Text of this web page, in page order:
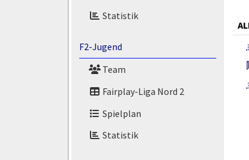
Statistik
F2-Jugend
Team
Fairplay-Liga Nord 2
Spielplan
Statistik